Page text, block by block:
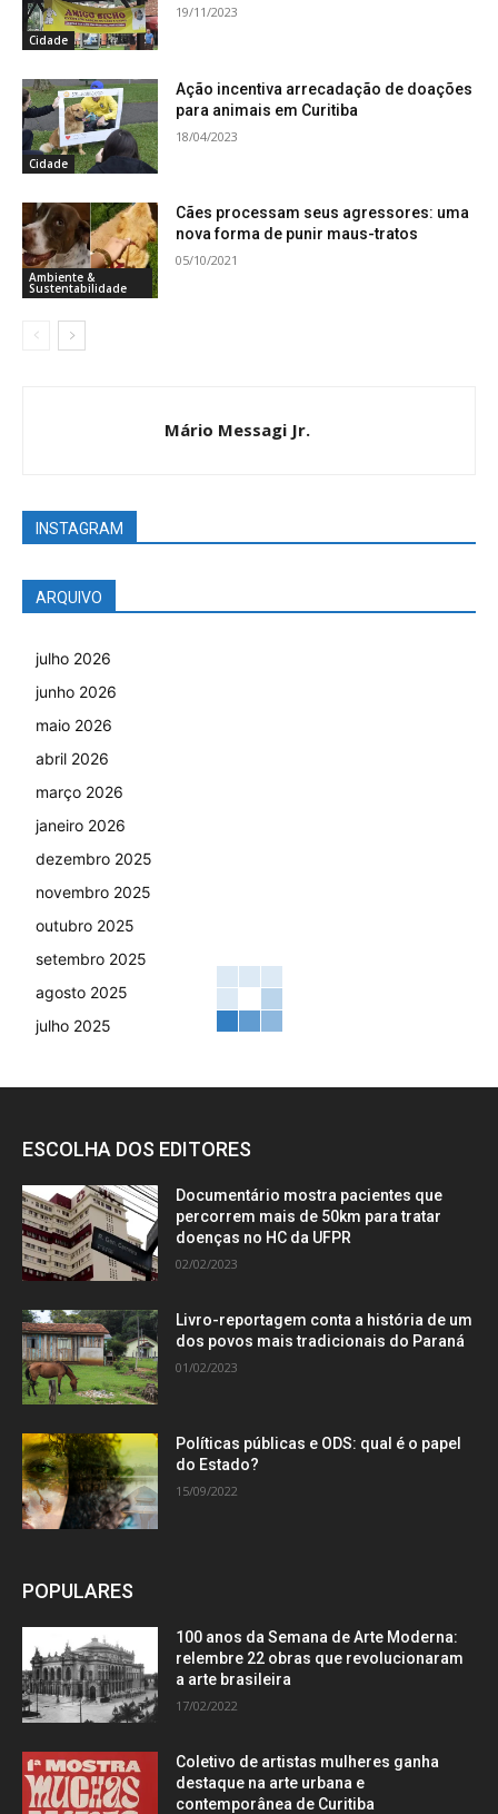
Cidade
19/11/2023
Cidade
Ação incentiva arrecadação de doações
para animais em Curitiba
18/04/2023
Ambiente &
Sustentabilidade
Cães processam seus agressores: uma
nova forma de punir maus-tratos
05/10/2021
Mário Messagi Jr.
INSTAGRAM
ARQUIVO
julho 2026
junho 2026
maio 2026
abril 2026
março 2026
janeiro 2026
dezembro 2025
novembro 2025
outubro 2025
setembro 2025
agosto 2025
julho 2025
ESCOLHA DOS EDITORES
Documentário mostra pacientes que
percorrem mais de 50km para tratar
doenças no HC da UFPR
02/02/2023
Livro-reportagem conta a história de um
dos povos mais tradicionais do Paraná
01/02/2023
Políticas públicas e ODS: qual é o papel
do Estado?
15/09/2022
POPULARES
100 anos da Semana de Arte Moderna:
relembre 22 obras que revolucionaram
a arte brasileira
17/02/2022
Coletivo de artistas mulheres ganha
destaque na arte urbana e
contemporânea de Curitiba